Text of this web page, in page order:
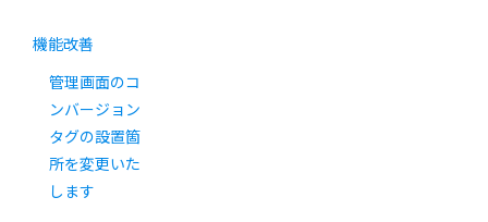
機能改善
管理画面のコ
ンバージョン
タグの設置箇
所を変更いた
します